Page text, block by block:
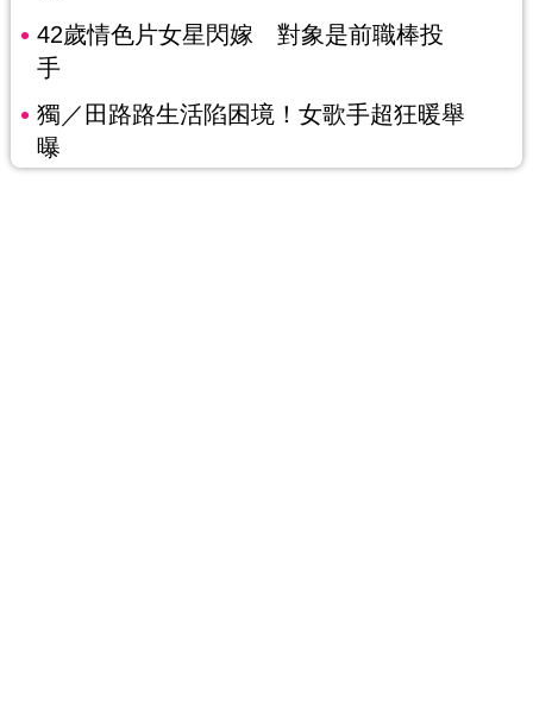
42歲情色片女星閃嫁 對象是前職棒投
手
獨／田路路生活陷困境！女歌手超狂暖舉
曝